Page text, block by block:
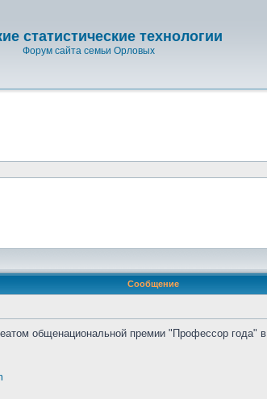
статистические технологии
Форум сайта семьи Орловых
Сообщение
общенациональной премии "Профессор года" в